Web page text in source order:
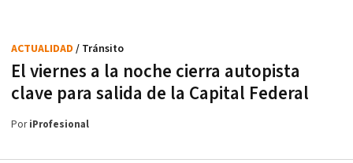
El viernes a la noche cierra autopista
clave para salida de la Capital Federal
ACTUALIDAD / Tránsito
PoriProfesional